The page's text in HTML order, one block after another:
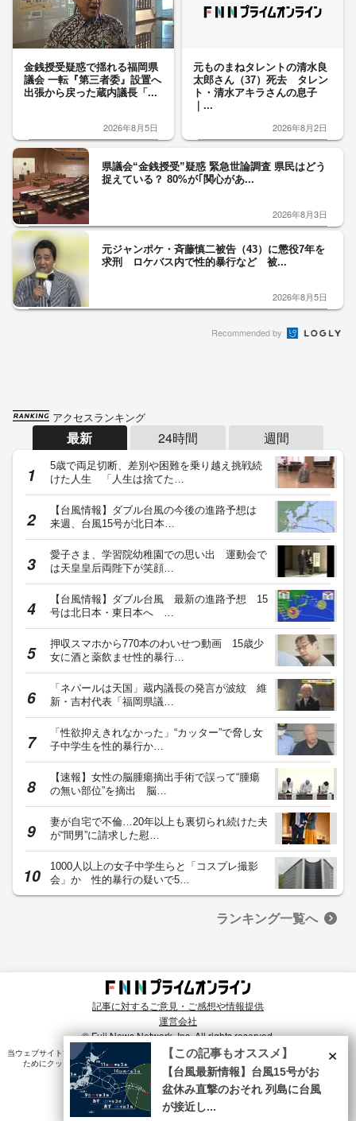
金銭授受疑惑で揺れる福岡県
議会 一転『第三者委』設置へ
出張から戻った蔵内議長「...
2026年8月5日
元ものまねタレントの清水良
太郎さん（37）死去 タレン
ト・清水アキラさんの息子
｜...
2026年8月2日
県議会“金銭授受”疑惑 緊急世論調査 県民はどう
捉えている？ 80%が｢関心があ...
2026年8月3日
元ジャンポケ・斉藤慎二被告（43）に懲役7年を
求刑 ロケバス内で性的暴行など 被...
2026年8月5日
Recommended by
アクセスランキング
最新 24時間 週間
5歳で両足切断、差別や困難を乗り越え挑戦続
けた人生 「人生は捨てた…
【台風情報】ダブル台風の今後の進路予想は
来週、台風15号が北日本…
愛子さま、学習院幼稚園での思い出 運動会で
は天皇皇后両陛下が笑顔…
【台風情報】ダブル台風 最新の進路予想 15
号は北日本・東日本へ …
押収スマホから770本のわいせつ動画 15歳少
女に酒と薬飲ませ性的暴行…
「ネパールは天国」蔵内議長の発言が波紋 維
新・吉村代表「福岡県議…
「性欲抑えきれなかった」“カッター”で脅し女
子中学生を性的暴行か…
【速報】女性の脳腫瘍摘出手術で誤って“腫瘍
の無い部位”を摘出 脳…
妻が自宅で不倫…20年以上も裏切られ続けた夫
が“間男”に請求した慰…
1000人以上の女子中学生らと「コスプレ撮影
会」か 性的暴行の疑いで5…
ランキング一覧へ
記事に対するご意見・ご感想や情報提供
運営会社
© Fuji News Network, Inc. All rights reserved.
当ウェブサイトでは、ユーザのニーズ・興味・関⼼に合致したコンテンツや広告配信を提供する
ためにクッキーを使⽤しています。詳細は、
プライバシーポリシー をご確認ください。×
【この記事もオススメ】
【台風最新情報】台風15号がお
盆休み直撃のおそれ 列島に台風
が接近し...